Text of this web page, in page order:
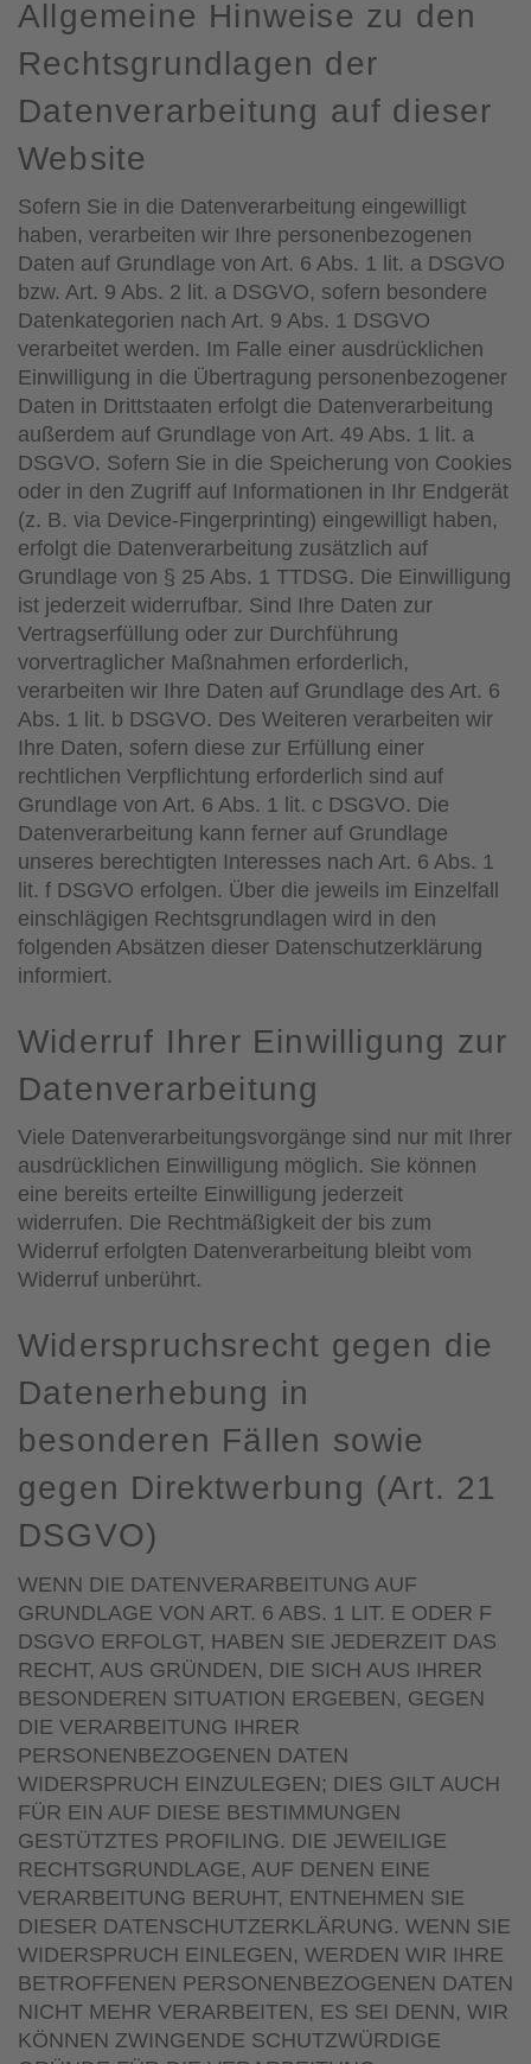
Allgemeine Hinweise zu den
Rechtsgrundlagen der
Datenverarbeitung auf dieser
Website
Sofern Sie in die Datenverarbeitung eingewilligt
haben, verarbeiten wir Ihre personenbezogenen
Daten auf Grundlage von Art. 6 Abs. 1 lit. a DSGVO
bzw. Art. 9 Abs. 2 lit. a DSGVO, sofern besondere
Datenkategorien nach Art. 9 Abs. 1 DSGVO
verarbeitet werden. Im Falle einer ausdrücklichen
Einwilligung in die Übertragung personenbezogener
Daten in Drittstaaten erfolgt die Datenverarbeitung
außerdem auf Grundlage von Art. 49 Abs. 1 lit. a
DSGVO. Sofern Sie in die Speicherung von Cookies
oder in den Zugriff auf Informationen in Ihr Endgerät
(z. B. via Device-Fingerprinting) eingewilligt haben,
erfolgt die Datenverarbeitung zusätzlich auf
Grundlage von § 25 Abs. 1 TTDSG. Die Einwilligung
ist jederzeit widerrufbar. Sind Ihre Daten zur
Vertragserfüllung oder zur Durchführung
vorvertraglicher Maßnahmen erforderlich,
verarbeiten wir Ihre Daten auf Grundlage des Art. 6
Abs. 1 lit. b DSGVO. Des Weiteren verarbeiten wir
Ihre Daten, sofern diese zur Erfüllung einer
rechtlichen Verpflichtung erforderlich sind auf
Grundlage von Art. 6 Abs. 1 lit. c DSGVO. Die
Datenverarbeitung kann ferner auf Grundlage
unseres berechtigten Interesses nach Art. 6 Abs. 1
lit. f DSGVO erfolgen. Über die jeweils im Einzelfall
einschlägigen Rechtsgrundlagen wird in den
folgenden Absätzen dieser Datenschutzerklärung
informiert.
Widerruf Ihrer Einwilligung zur
Datenverarbeitung
Viele Datenverarbeitungsvorgänge sind nur mit Ihrer
ausdrücklichen Einwilligung möglich. Sie können
eine bereits erteilte Einwilligung jederzeit
widerrufen. Die Rechtmäßigkeit der bis zum
Widerruf erfolgten Datenverarbeitung bleibt vom
Widerruf unberührt.
Widerspruchsrecht gegen die
Datenerhebung in
besonderen Fällen sowie
gegen Direktwerbung (Art. 21
DSGVO)
WENN DIE DATENVERARBEITUNG AUF
GRUNDLAGE VON ART. 6 ABS. 1 LIT. E ODER F
DSGVO ERFOLGT, HABEN SIE JEDERZEIT DAS
RECHT, AUS GRÜNDEN, DIE SICH AUS IHRER
BESONDEREN SITUATION ERGEBEN, GEGEN
DIE VERARBEITUNG IHRER
PERSONENBEZOGENEN DATEN
WIDERSPRUCH EINZULEGEN; DIES GILT AUCH
FÜR EIN AUF DIESE BESTIMMUNGEN
GESTÜTZTES PROFILING. DIE JEWEILIGE
RECHTSGRUNDLAGE, AUF DENEN EINE
VERARBEITUNG BERUHT, ENTNEHMEN SIE
DIESER DATENSCHUTZERKLÄRUNG. WENN SIE
WIDERSPRUCH EINLEGEN, WERDEN WIR IHRE
BETROFFENEN PERSONENBEZOGENEN DATEN
NICHT MEHR VERARBEITEN, ES SEI DENN, WIR
KÖNNEN ZWINGENDE SCHUTZWÜRDIGE